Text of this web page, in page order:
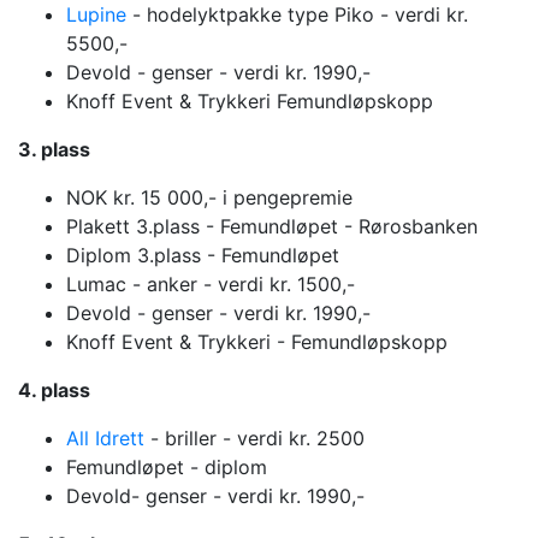
Lupine - hodelyktpakke type Piko - verdi kr.
5500,-
Devold - genser - verdi kr. 1990,-
Knoff Event & Trykkeri Femundløpskopp
3. plass
NOK kr. 15 000,- i pengepremie
Plakett 3.plass - Femundløpet - Rørosbanken
Diplom 3.plass - Femundløpet
Lumac - anker - verdi kr. 1500,-
Devold - genser - verdi kr. 1990,-
Knoff Event & Trykkeri - Femundløpskopp
4. plass
All Idrett - briller - verdi kr. 2500
Femundløpet - diplom
Devold- genser - verdi kr. 1990,-